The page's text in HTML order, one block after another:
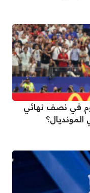
في نصف نهائي